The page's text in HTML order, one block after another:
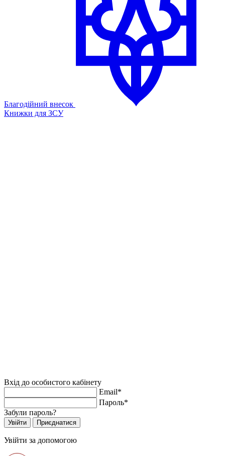
Благодійний внесок
Книжки для ЗСУ
Вхід до особистого кабінету
Email*
Пароль*
Забули пароль?
Увійти за допомогою